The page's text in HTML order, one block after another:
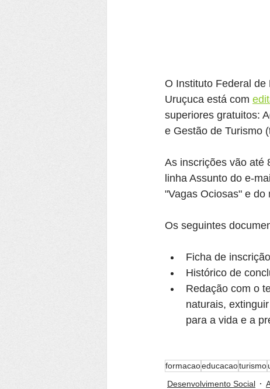
O Instituto Federal
Uruçuca está com
superiores gratuitos:
e Gestão de Turismo
As inscrições vão até
linha Assunto do e-
"Vagas Ociosas" e
Os seguintes
Ficha de
Histórico de
Redação com o
naturais,
para a vida e a
formacaoeducacaoturismo
Desenvolvimento Social